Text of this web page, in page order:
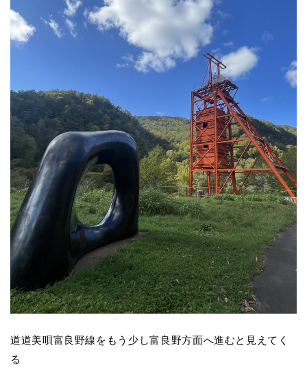
道道美唄富良野線をもう少し富良野方面へ進むと見えてく
る